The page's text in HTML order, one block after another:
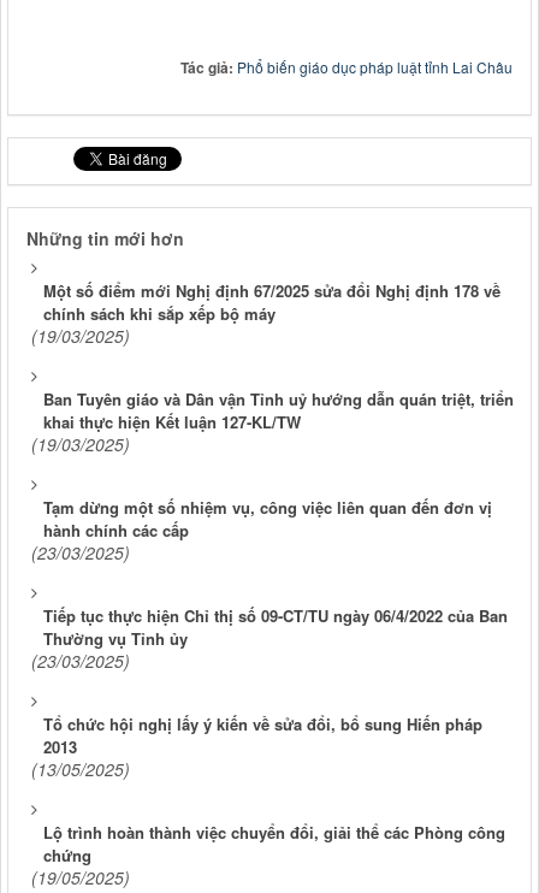
Tác giả: Phổ biến giáo dục pháp luật tỉnh Lai Châu
Những tin mới hơn
Một số điểm mới Nghị định 67/2025 sửa đổi Nghị định 178 về
chính sách khi sắp xếp bộ máy
(19/03/2025)
Ban Tuyên giáo và Dân vận Tỉnh uỷ hướng dẫn quán triệt, triển
khai thực hiện Kết luận 127-KL/TW
(19/03/2025)
Tạm dừng một số nhiệm vụ, công việc liên quan đến đơn vị
hành chính các cấp
(23/03/2025)
Tiếp tục thực hiện Chỉ thị số 09-CT/TU ngày 06/4/2022 của Ban
Thường vụ Tỉnh ủy
(23/03/2025)
Tổ chức hội nghị lấy ý kiến về sửa đổi, bổ sung Hiến pháp
2013
(13/05/2025)
Lộ trình hoàn thành việc chuyển đổi, giải thể các Phòng công
chứng
(19/05/2025)